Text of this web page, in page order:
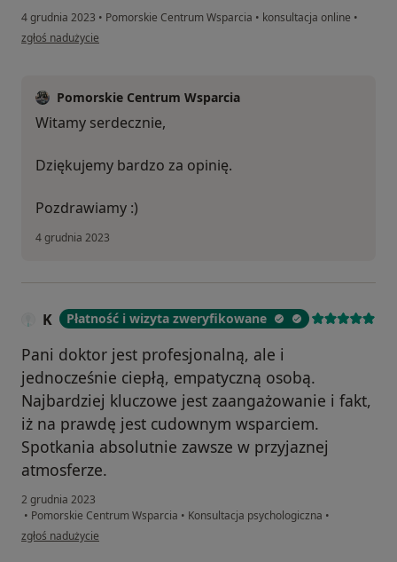
4 grudnia 2023 • Pomorskie Centrum Wsparcia • konsultacja online •
w opinii użytkownika Piotr
zgłoś nadużycie
Pomorskie Centrum Wsparcia
Witamy serdecznie,
Dziękujemy bardzo za opinię.
Pozdrawiamy :)
4 grudnia 2023
K Płatność i wizyta zweryfikowane
Pani doktor jest profesjonalną, ale i
jednocześnie ciepłą, empatyczną osobą.
Najbardziej kluczowe jest zaangażowanie i fakt,
iż na prawdę jest cudownym wsparciem.
Spotkania absolutnie zawsze w przyjaznej
atmosferze.
2 grudnia 2023
• Pomorskie Centrum Wsparcia • Konsultacja psychologiczna •
w opinii użytkownika K
zgłoś nadużycie